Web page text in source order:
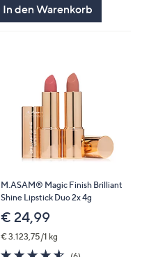
In den Warenkorb
M.ASAM® Magic Finish Brilliant
Shine Lipstick Duo 2x 4g
€ 24,99
€ 3.123,75/1 kg
4.56